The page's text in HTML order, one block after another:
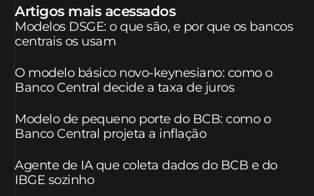
Artigos mais acessados
Modelos DSGE: o que são, e por que os bancos
centrais os usam
O modelo básico novo-keynesiano: como o
Banco Central decide a taxa de juros
Modelo de pequeno porte do BCB: como o
Banco Central projeta a inflação
Agente de IA que coleta dados do BCB e do
IBGE sozinho